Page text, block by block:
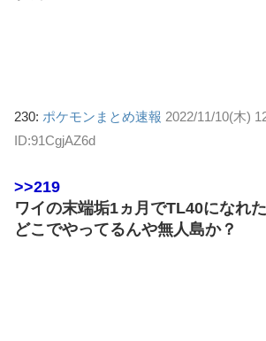
230: ポケモンまとめ速報 2022/11/10(木)
ID:91CgjAZ6d
>>219
ワイの末端垢1ヵ月でTL40になれ
どこでやってるんや無人島か？